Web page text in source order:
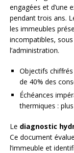
engagées et d’une
pendant trois ans.
les immeubles
incompatibles,
l’administration.
Objectifs
de 40% des
Échéances
thermiques :
Le diagnostic
Ce document
l’immeuble et